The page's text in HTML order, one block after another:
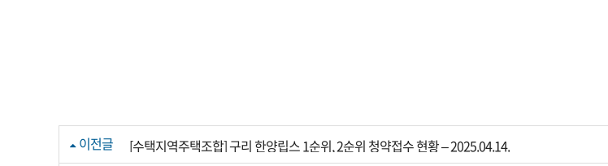
이전글 [수택지역주택조합] 구리 한양립스 1순위, 2순위 청약접수 현황 – 2025.04.14.